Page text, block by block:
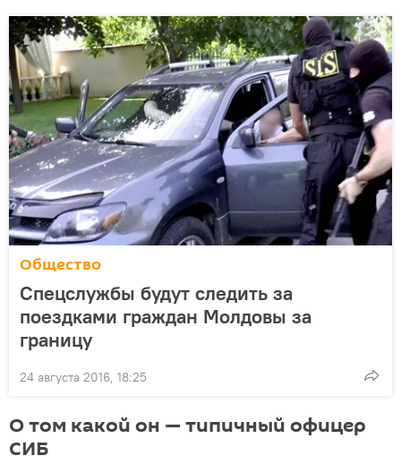
Общество
Спецслужбы будут следить за
поездками граждан Молдовы за
границу
24 августа 2016, 18:25
О том какой он — типичный офицер
СИБ